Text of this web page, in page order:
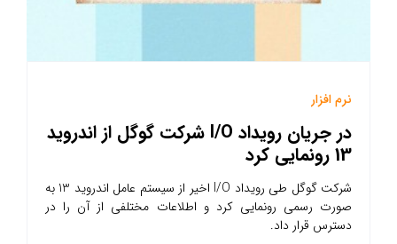
نرم افزار
در جریان رویداد I/O شرکت گوگل از اندروید
13 رونمایی کرد
شرکت گوگل طی رویداد I/O اخیر از سیستم عامل اندروید 13 به
صورت رسمی رونمایی کرد و اطلاعات مختلفی از آن را در
دسترس قرار داد.